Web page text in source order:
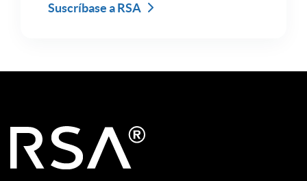
Suscríbase a RSA